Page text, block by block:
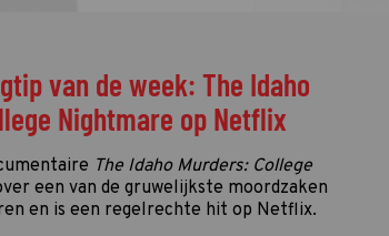
van de week: The Idaho
Nightmare op Netflix
The Idaho Murders: College
een van de gruwelijkste moordzaken
en is een regelrechte hit op Netflix.